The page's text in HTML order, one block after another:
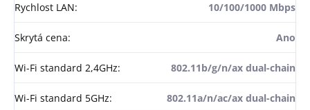
Rychlost LAN: 10/100/1000 Mbps
Skrytá cena: Ano
Wi-Fi standard 2,4GHz: 802.11b/g/n/ax dual-chain
Wi-Fi standard 5GHz: 802.11a/n/ac/ax dual-chain